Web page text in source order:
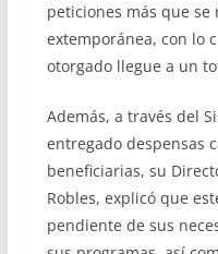
peticiones más que
extemporánea, con lo
otorgado llegue a un
Además, a través del
entregado despensas
beneficiarias, su
Robles, explicó que
pendiente de sus